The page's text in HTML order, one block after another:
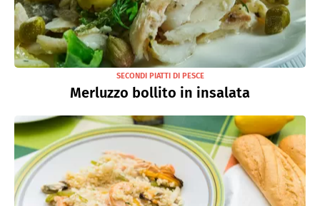
SECONDI PIATTI DI PESCE
Merluzzo bollito in insalata